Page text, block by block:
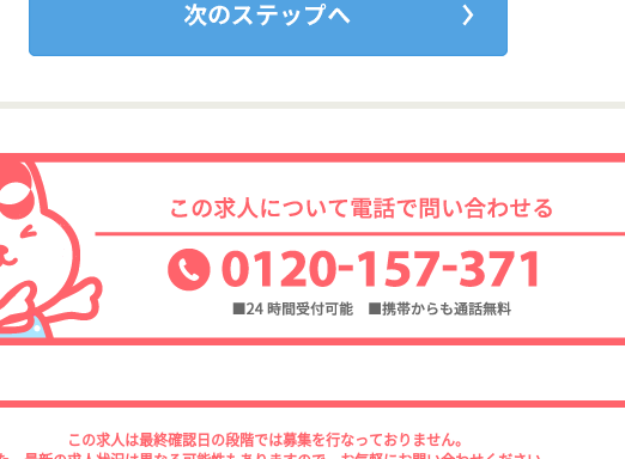
この求人は最終確認日の段階では募集を行なっておりません。